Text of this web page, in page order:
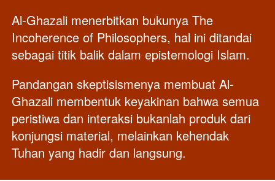
Al-Ghazali menerbitkan bukunya The
Incoherence of Philosophers, hal ini ditandai
sebagai titik balik dalam epistemologi Islam.
Pandangan skeptisismenya membuat Al-
Ghazali membentuk keyakinan bahwa semua
peristiwa dan interaksi bukanlah produk dari
konjungsi material, melainkan kehendak
Tuhan yang hadir dan langsung.